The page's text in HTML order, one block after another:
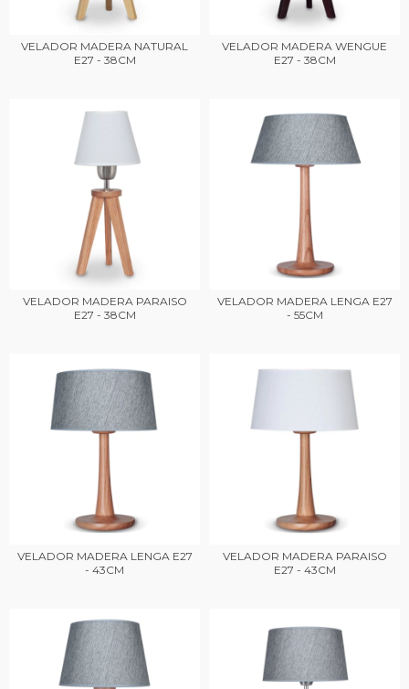
VELADOR MADERA NATURAL
E27 - 38CM
VELADOR MADERA WENGUE
E27 - 38CM
VELADOR MADERA PARAISO
E27 - 38CM
VELADOR MADERA LENGA E27
- 55CM
VELADOR MADERA LENGA E27
- 43CM
VELADOR MADERA PARAISO
E27 - 43CM